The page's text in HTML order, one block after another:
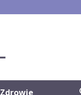
Zdrowie